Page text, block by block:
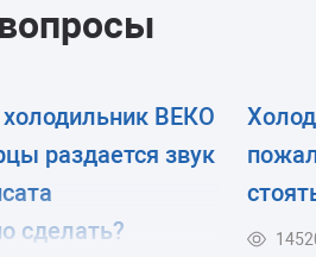
ВЕКО
раздается звук
сделать?